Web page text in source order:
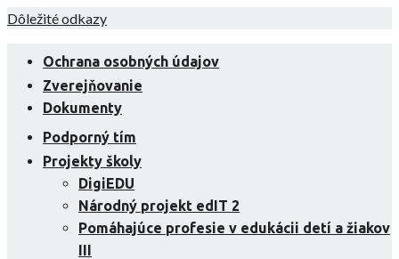
Skip
content
Dôležité odkazy
Ochrana osobných údajov
Zverejňovanie
Dokumenty
Podporný tím
Projekty školy
DigiEDU
Národný projekt edIT 2
Pomáhajúce profesie v edukácii detí a žiakov
III